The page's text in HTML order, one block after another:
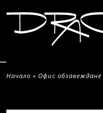
Начало » Офис обзавеждане